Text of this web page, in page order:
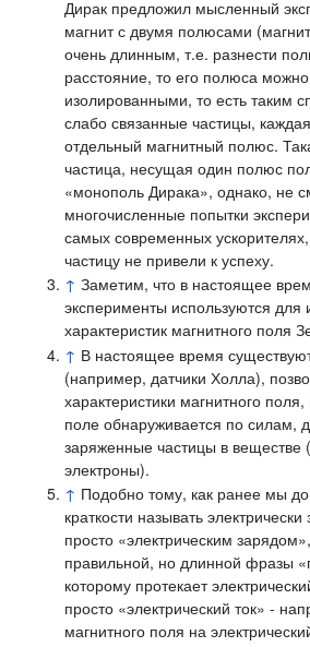
Дирак предложил мысленный
магнит с двумя полюсами
очень длинным, т.е. разнести
расстояние, то его полюса можно
изолированными, то есть таким
слабо связанные частицы,
отдельный магнитный полюс.
частица, несущая один полюс
«монополь Дирака», однако, не
многочисленные попытки
самых современных
частицу не привели к успеху.
↑ Заметим, что в настоящее
эксперименты используются для
характеристик магнитного поля
↑ В настоящее время
(например, датчики Холла),
характеристики магнитного
поле обнаруживается по силам,
заряженные частицы в веществе
электроны).
↑ Подобно тому, как ранее мы
краткости называть
просто «электрическим
правильной, но длинной фразы
которому протекает
просто «электрический ток» -
магнитного поля на